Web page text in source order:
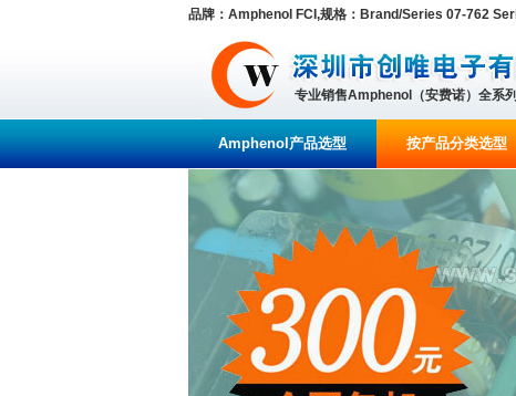
品牌：Amphenol FCI,规格：Brand/Series 07-762
专业销售Amphenol（安费诺）全系
Amphenol产品选型 按产品分类选型